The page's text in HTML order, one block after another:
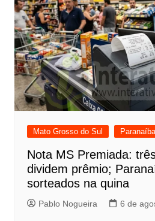
Mato Grosso do Sul Paranaíba
Nota MS Premiada:
dividem prêmio;
sorteados na quina
Pablo Nogueira 6 de